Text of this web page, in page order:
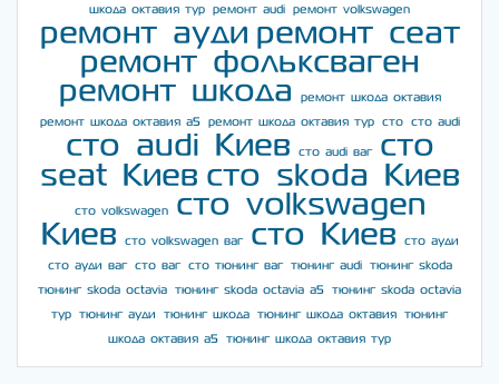
шкода октавия тур
ремонт audi ремонт volkswagen
ремонт ауди ремонт сеат
ремонт фольксваген
ремонт шкода
ремонт шкода октавия
ремонт шкода октавия а5
ремонт шкода октавия тур сто сто audi
сто audi Киев сто audi ваг
сто
seat Киев сто skoda Киев
сто volkswagen
сто volkswagen
Киев
сто volkswagen ваг сто Киев
сто ауди
сто ауди ваг
сто ваг сто тюнинг ваг тюнинг audi
тюнинг skoda
тюнинг skoda octavia
тюнинг skoda octavia a5
тюнинг skoda octavia
тур
тюнинг ауди тюнинг шкода тюнинг шкода октавия
тюнинг
шкода октавия а5
тюнинг шкода октавия тур